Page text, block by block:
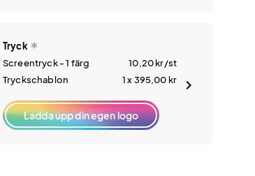
Tryck
Screentryck - 1 färg
10,20kr/st
Tryckschablon
1 x 395,00 kr
Ladda upp din egen logo